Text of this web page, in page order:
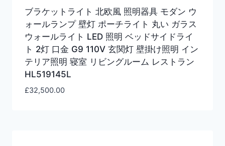
ブラケットライト 北欧風 照明器具 モダン ウ
ォールランプ 壁灯 ポーチライト 丸い ガラス
ウォールライト LED 照明 ベッドサイドライ
ト 2灯 口金 G9 110V 玄関灯 壁掛け照明 イン
テリア照明 寝室 リビングルーム レストラン
HL519145L
£32,500.00